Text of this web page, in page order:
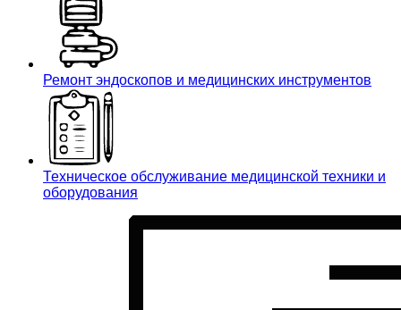
Ремонт эндоскопов и медицинских инструментов
Техническое обслуживание медицинской техники и
оборудования